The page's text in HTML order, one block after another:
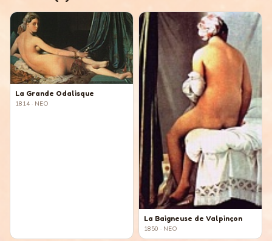
La Grande Odalisque
1814 · NEO
La Baigneuse de Valpinçon
1850 · NEO